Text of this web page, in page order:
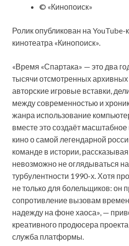
© «Кинопоиск»
Ролик опубликован на
кинотеатра «Кинопоиск».
«Время «Спартака» — это два
тысячи отсмотренных
авторские игровые вставки,
между современностью и
жанра использование
вместе это создаёт
кино о самой легендарной
команде в истории,
невозможно не оглядываться
турбулентности 1990-х. Хотя
не только для болельщиков: он
сопротивление вызовам
надежду на фоне хаоса», —
креативного продюсера
служба платформы.